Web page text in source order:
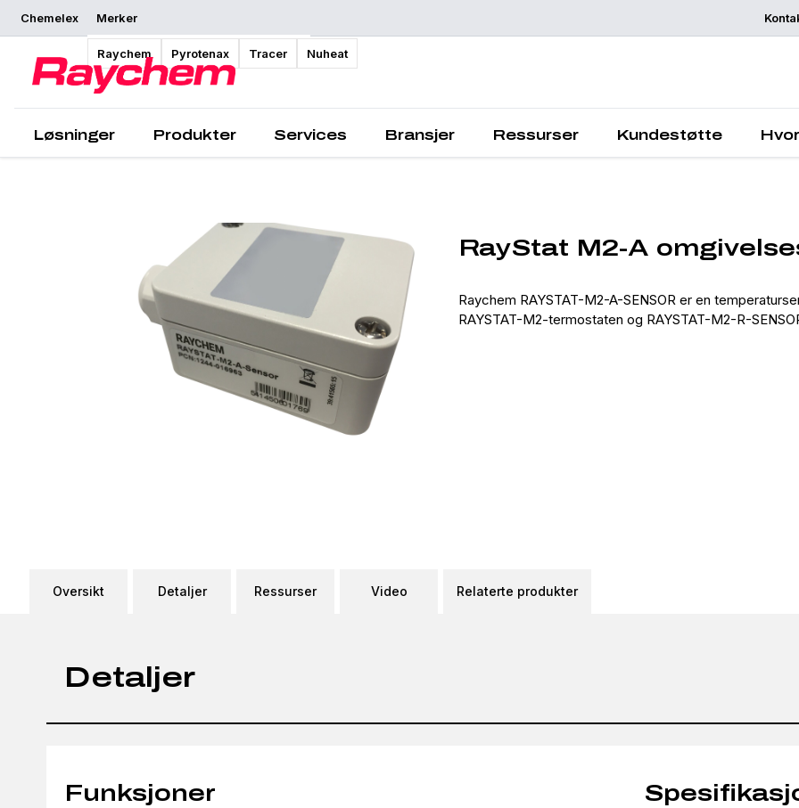
Chemelex Merker
Raychem Pyrotenax Tracer Nuheat
Løsninger Produkter Services Bransjer Ressurser Kundestøtte
Be om et
Oversikt
RayStat M2-A
Raychem RAYSTAT-M2-A-SENSOR er en
RAYSTAT-M2-termostaten og RAYSTAT-M2-R-
Oversikt Detaljer Ressurser Video Relaterte produkter
Detaljer
Funksjoner